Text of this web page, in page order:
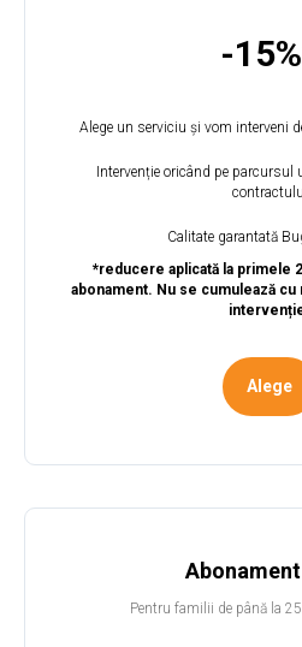
-
Alege un serviciu și vom interveni
Intervenție oricând pe parcursul
Calitate garantată
*reducere aplicată la primele
abonament. Nu se cumulează
Alege
Abonament
Pentru familii de până la